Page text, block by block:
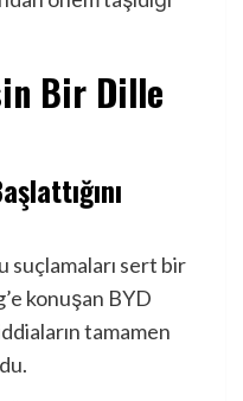
Bir Dille
suçlamaları sert bir
konuşan BYD
tamamen